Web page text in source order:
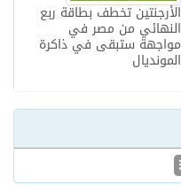
الأرجنتين تخطف بطاقة ربع
النهائي من مصر في
مواجهة ستبقى في ذاكرة
المونديال